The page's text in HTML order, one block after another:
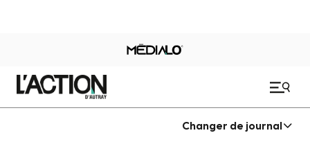
Changer de journal